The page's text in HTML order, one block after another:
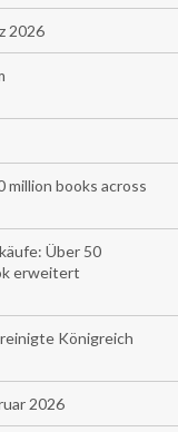
2026
million books across
Über 50
erweitert
Königreich
2026